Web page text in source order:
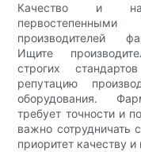
Качество и
производителей
Ищите
строгих
репутацию
оборудования.
требует точности и
важно сотрудничать
приоритет качеству